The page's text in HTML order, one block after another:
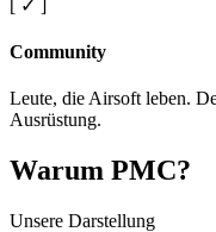
[ ✓ ]
Community
Leute, die Airsoft leben.
Ausrüstung.
Warum PMC?
Unsere Darstellung